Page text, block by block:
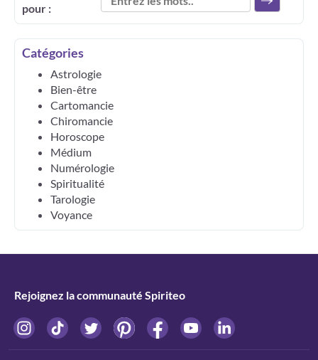
pour :
Catégories
Astrologie
Bien-être
Cartomancie
Chiromancie
Horoscope
Médium
Numérologie
Spiritualité
Tarologie
Voyance
Rejoignez la communauté Spiriteo